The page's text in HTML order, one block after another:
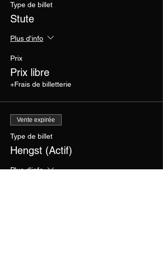
Type de billet
Stute
Plus d'info
Prix
Prix libre
+Frais de billetterie
Vente expirée
Type de billet
Hengst (Actif)
Plus d'info